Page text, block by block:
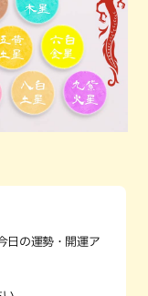
日の運勢・開運ア